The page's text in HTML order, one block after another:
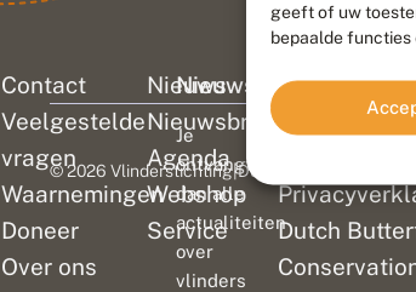
geeft of uw
bepaalde functies
Contact
Veelgestelde
vragen
Waarnemingen
Doneer
Over ons
Nieuws
Nieuwsbrief
Agenda
Webshop
Service
Colofon
Disclaimer
Dutch
Nieuwsbrief
Je
ontvangt
dan alle
actualiteiten
over
vlinders
© 2026 Vlinderstichting|Duurzaam ontwikkeld